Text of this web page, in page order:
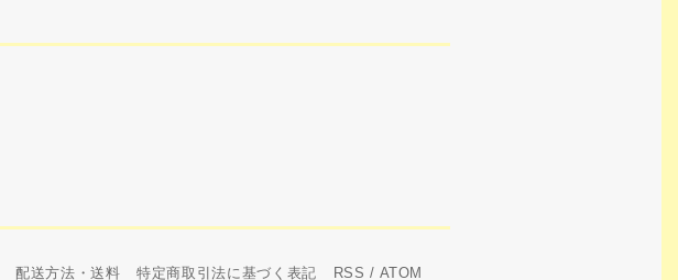
配送方法・送料 特定商取引法に基づく表記 RSS / ATOM